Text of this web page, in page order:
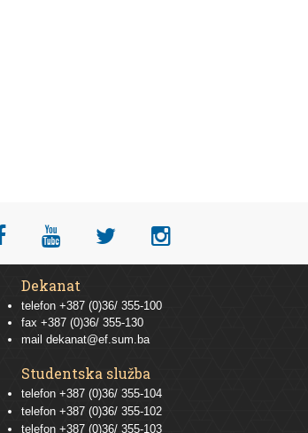
Dekanat
telefon +387 (0)36/ 355-100
fax +387 (0)36/ 355-130
mail dekanat@ef.sum.ba
Studentska služba
telefon +387 (0)36/ 355-104
telefon +387 (0)36/ 355-102
telefon +387 (0)36/ 355-103